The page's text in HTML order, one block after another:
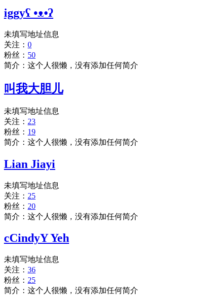
iggyʕ •ᴥ•ʔ
未填写地址信息
关注： 0
粉丝： 50
简介：这个人很懒，没有添加任何简介
叫我大胆儿
未填写地址信息
关注： 23
粉丝： 19
简介：这个人很懒，没有添加任何简介
Lian Jiayi
未填写地址信息
关注： 25
粉丝： 20
简介：这个人很懒，没有添加任何简介
cCindyY Yeh
未填写地址信息
关注： 36
粉丝： 25
简介：这个人很懒，没有添加任何简介